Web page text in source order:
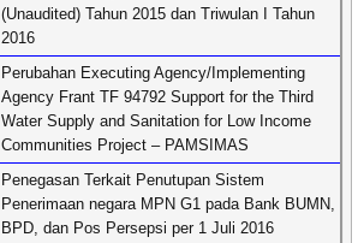
(Unaudited) Tahun 2015 dan Triwulan I Tahun
2016
Perubahan Executing Agency/Implementing
Agency Frant TF 94792 Support for the Third
Water Supply and Sanitation for Low Income
Communities Project – PAMSIMAS
Penegasan Terkait Penutupan Sistem
Penerimaan negara MPN G1 pada Bank BUMN,
BPD, dan Pos Persepsi per 1 Juli 2016